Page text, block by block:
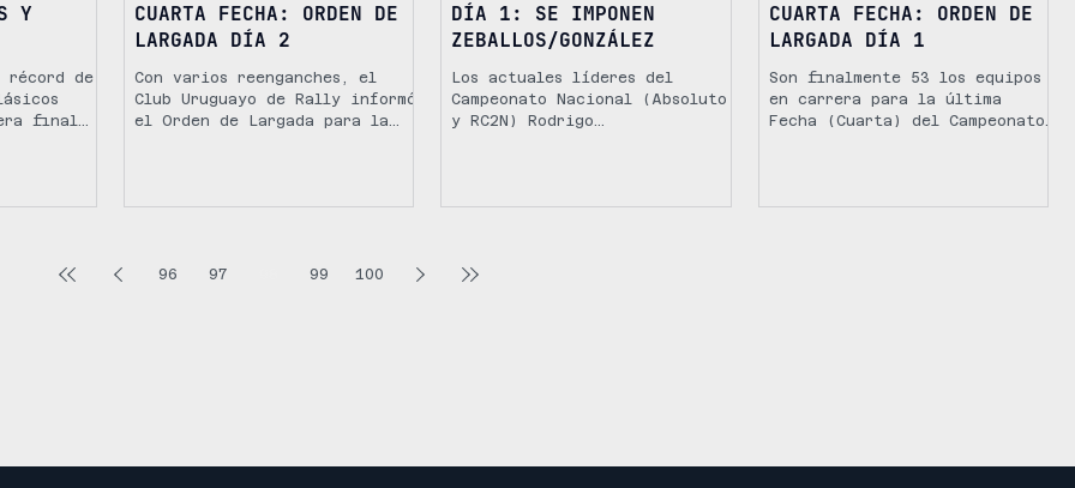
Y
de
final
CUARTA FECHA: ORDEN DE
LARGADA DÍA 2
Con varios reenganches, el
Club Uruguayo de Rally informó
el Orden de Largada para la
DÍA 1: SE IMPONEN
ZEBALLOS/GONZÁLEZ
Los actuales líderes del
Campeonato Nacional (Absoluto
y RC2N) Rodrigo
CUARTA FECHA: ORDEN DE
LARGADA DÍA 1
Son finalmente 53 los equipos
en carrera para la última
Fecha (Cuarta) del Campeonato
96 97 99 100